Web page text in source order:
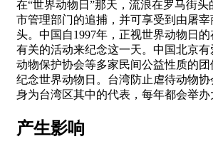
在“世界动物日”那天，流浪在罗马街
市管理部门的追捕，并可享受到由屠
头。中国自1997年，正视世界动物日
有关的活动来纪念这一天。中国北京
动物保护协会等多家民间公益性质的
纪念世界动物日。台湾防止虐待动物协
身为台湾区其中的代表，每年都会举办
产生影响